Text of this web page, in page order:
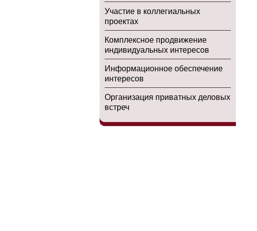
Участие в коллегиальных
проектах
Комплексное продвижение
индивидуальных интересов
Информационное обеспечение
интересов
Организация приватных деловых
встреч